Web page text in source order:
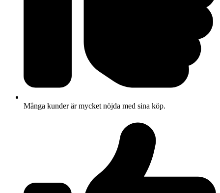
Många kunder är mycket nöjda med sina köp.